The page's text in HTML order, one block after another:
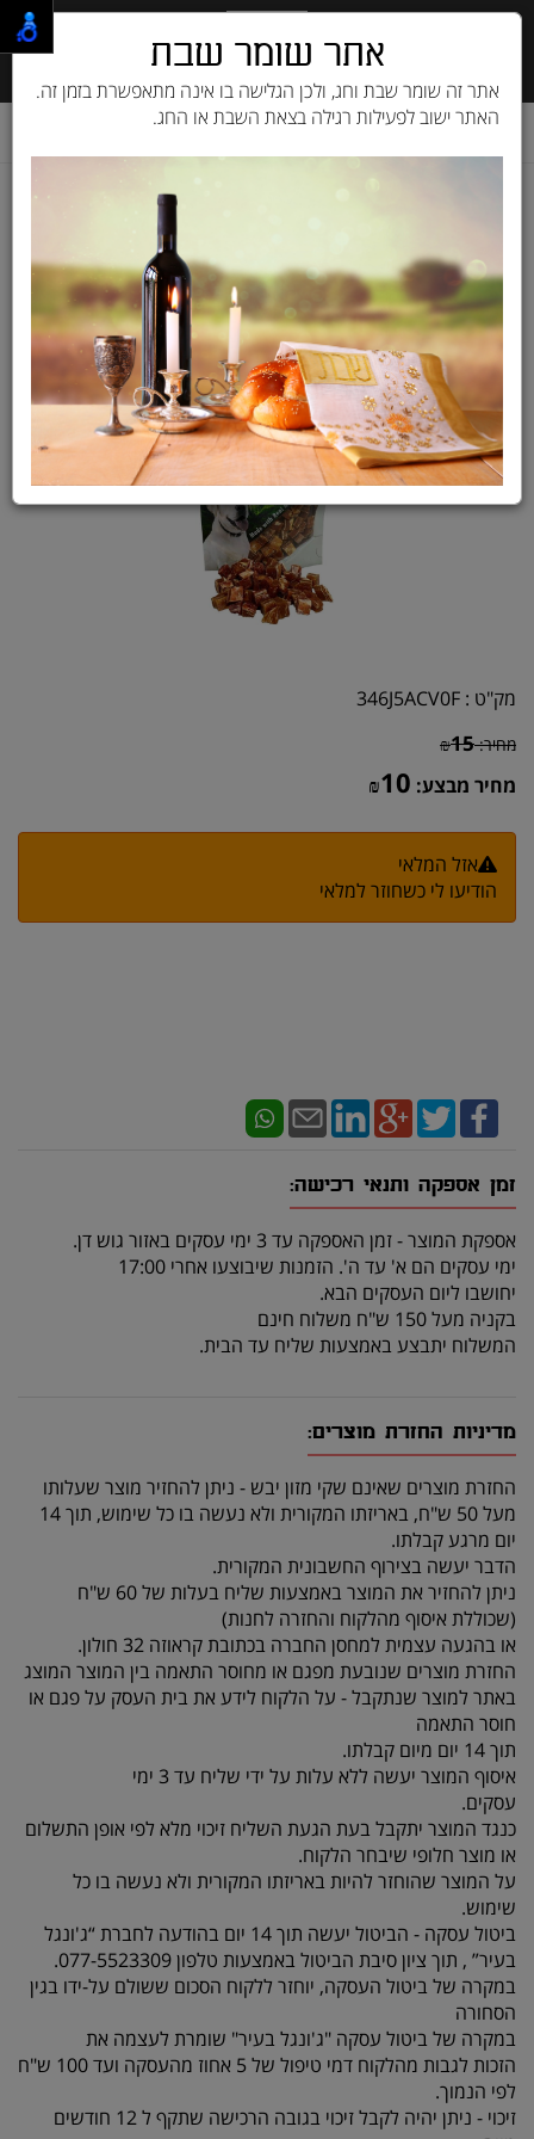
מיני קוביות בקר ובקלה 80 גרם
מק"ט : 346J5ACV0F
מחיר: ₪15
מחיר מבצע: ₪10
אזל המלאי
הודיעו לי כשחוזר למלאי
זמן אספקה ותנאי רכישה:
אספקת המוצר - זמן האספקה עד 3 ימי עסקים באזור גוש דן.
ימי עסקים הם א' עד ה'. הזמנות שיבוצעו אחרי 17:00
יחושבו ליום העסקים הבא.
בקניה מעל 150 ש"ח משלוח חינם
המשלוח יתבצע באמצעות שליח עד הבית.
מדיניות החזרת מוצרים:
החזרת מוצרים שאינם שקי מזון יבש - ניתן להחזיר מוצר שעלותו
מעל 50 ש"ח, באריזתו המקורית ולא נעשה בו כל שימוש, תוך 14
יום מרגע קבלתו.
הדבר יעשה בצירוף החשבונית המקורית.
ניתן להחזיר את המוצר באמצעות שליח בעלות של 60 ש"ח
(שכוללת איסוף מהלקוח והחזרה לחנות)
או בהגעה עצמית למחסן החברה בכתובת קראוזה 32 חולון.
החזרת מוצרים שנובעת מפגם או מחוסר התאמה בין המוצר המוצג
באתר למוצר שנתקבל - על הלקוח לידע את בית העסק על פגם או
חוסר התאמה
תוך 14 יום מיום קבלתו.
איסוף המוצר יעשה ללא עלות על ידי שליח עד 3 ימי
עסקים.
כנגד המוצר יתקבל בעת הגעת השליח זיכוי מלא לפי אופן התשלום
או מוצר חלופי שיבחר הלקוח.
על המוצר שהוחזר להיות באריזתו המקורית ולא נעשה בו כל
שימוש.
ביטול עסקה - הביטול יעשה תוך 14 יום בהודעה לחברת “ג'ונגל
בעיר” , תוך ציון סיבת הביטול באמצעות טלפון 077-5523309.
במקרה של ביטול העסקה, יוחזר ללקוח הסכום ששולם על-ידו בגין
הסחורה
במקרה של ביטול עסקה "ג'ונגל בעיר" שומרת לעצמה את
הזכות לגבות מהלקוח דמי טיפול של 5 אחוז מהעסקה ועד 100 ש"ח
לפי הנמוך.
זיכוי - ניתן יהיה לקבל זיכוי בגובה הרכישה שתקף ל 12 חודשים
אתר שומר שבת
אתר זה שומר שבת וחג, ולכן הגלישה בו אינה מתאפשרת בזמן זה.
האתר ישוב לפעילות רגילה בצאת השבת או החג.